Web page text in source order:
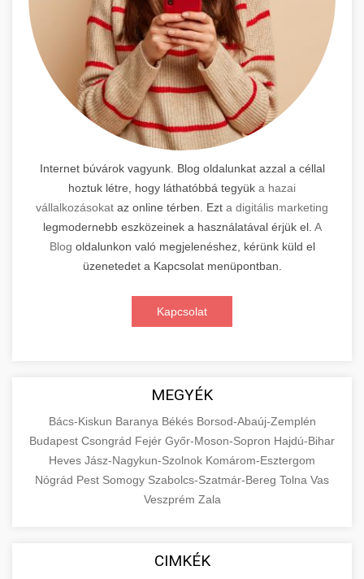
Internet búvárok vagyunk. Blog oldalunkat azzal a céllal
hoztuk létre, hogy láthatóbbá tegyük a hazai
vállalkozásokat az online térben. Ezt a digitális marketing
legmodernebb eszközeinek a használatával érjük el. A
Blog oldalunkon való megjelenéshez, kérünk küld el
üzenetedet a Kapcsolat menüpontban.
Kapcsolat
MEGYÉK
Bács-Kiskun Baranya Békés Borsod-Abaúj-Zemplén
Budapest Csongrád Fejér Győr-Moson-Sopron Hajdú-Bihar
Heves Jász-Nagykun-Szolnok Komárom-Esztergom
Nógrád Pest Somogy Szabolcs-Szatmár-Bereg Tolna Vas
Veszprém Zala
CIMKÉK